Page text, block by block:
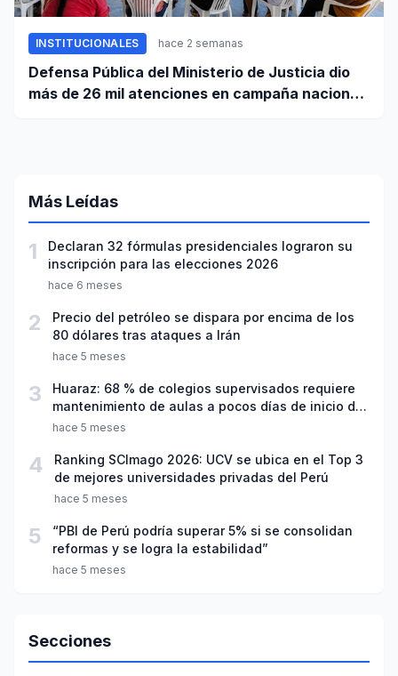
INSTITUCIONALES hace 2 semanas
Defensa Pública del Ministerio de Justicia dio
más de 26 mil atenciones en campaña nacional
Más Leídas
1
Declaran 32 fórmulas presidenciales lograron su
inscripción para las elecciones 2026
hace 6 meses
2
Precio del petróleo se dispara por encima de los
80 dólares tras ataques a Irán
hace 5 meses
3
Huaraz: 68 % de colegios supervisados requiere
mantenimiento de aulas a pocos días de inicio del
año escolar 2026
hace 5 meses
4
Ranking SCImago 2026: UCV se ubica en el Top 3
de mejores universidades privadas del Perú
hace 5 meses
5
“PBI de Perú podría superar 5% si se consolidan
reformas y se logra la estabilidad”
hace 5 meses
Secciones